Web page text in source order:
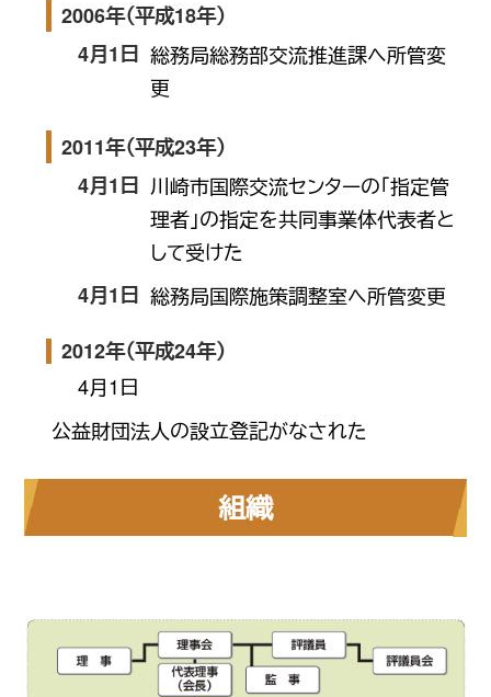
2006年（平成18年）
4月1日 総務局総務部交流推進課へ所管変
更
2011年（平成23年）
4月1日 川崎市国際交流センターの「指定管
理者」の指定を共同事業体代表者と
して受けた
4月1日 総務局国際施策調整室へ所管変更
2012年（平成24年）
4月1日
公益財団法人の設立登記がなされた
組織